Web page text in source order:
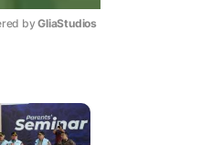
by GliaStudios